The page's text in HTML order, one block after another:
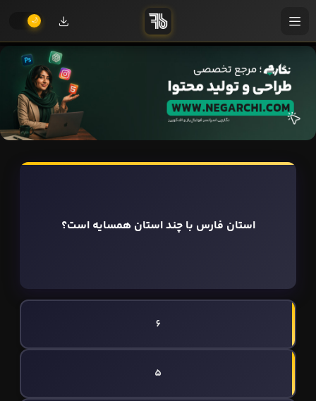
استان فارس با چند استان همسایه است؟
6
5